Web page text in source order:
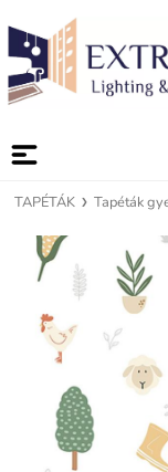
TAPÉTÁK Tapéták